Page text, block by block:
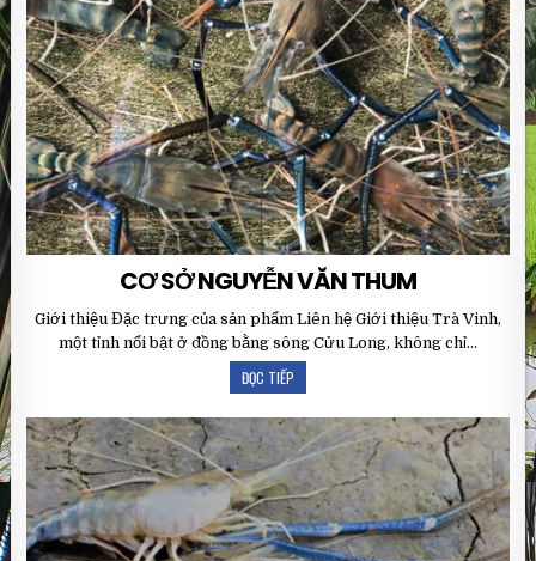
CƠ SỞ NGUYỄN VĂN THUM
Giới thiệu Đặc trưng của sản phẩm Liên hệ Giới thiệu Trà Vinh,
một tỉnh nổi bật ở đồng bằng sông Cửu Long, không chỉ…
ĐỌC TIẾP